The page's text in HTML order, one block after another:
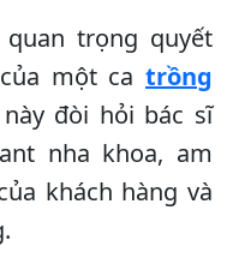
trọng quyết
một ca trồng
đòi hỏi bác sĩ
nha khoa, am
khách hàng và